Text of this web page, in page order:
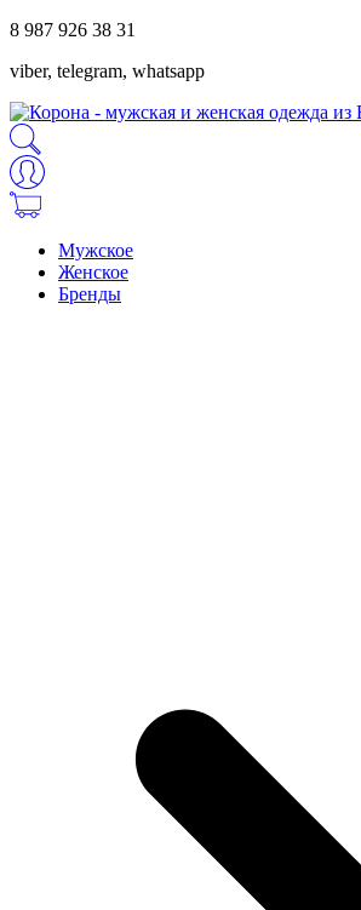
8 987 926 38 31
viber, telegram, whatsapp
Мужское
Женское
Бренды